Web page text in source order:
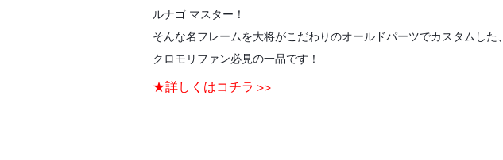
ルナゴ マスター！
そんな名フレームを大将がこだわりのオールドパーツでカスタムした、
クロモリファン必見の一品です！
★詳しくはコチラ >>